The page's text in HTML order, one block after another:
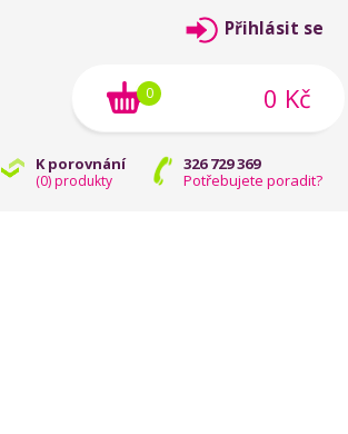
K porovnání
(0) produkty
326 729 369
Potřebujete poradit?
Přihlásit se
0 Kč
0